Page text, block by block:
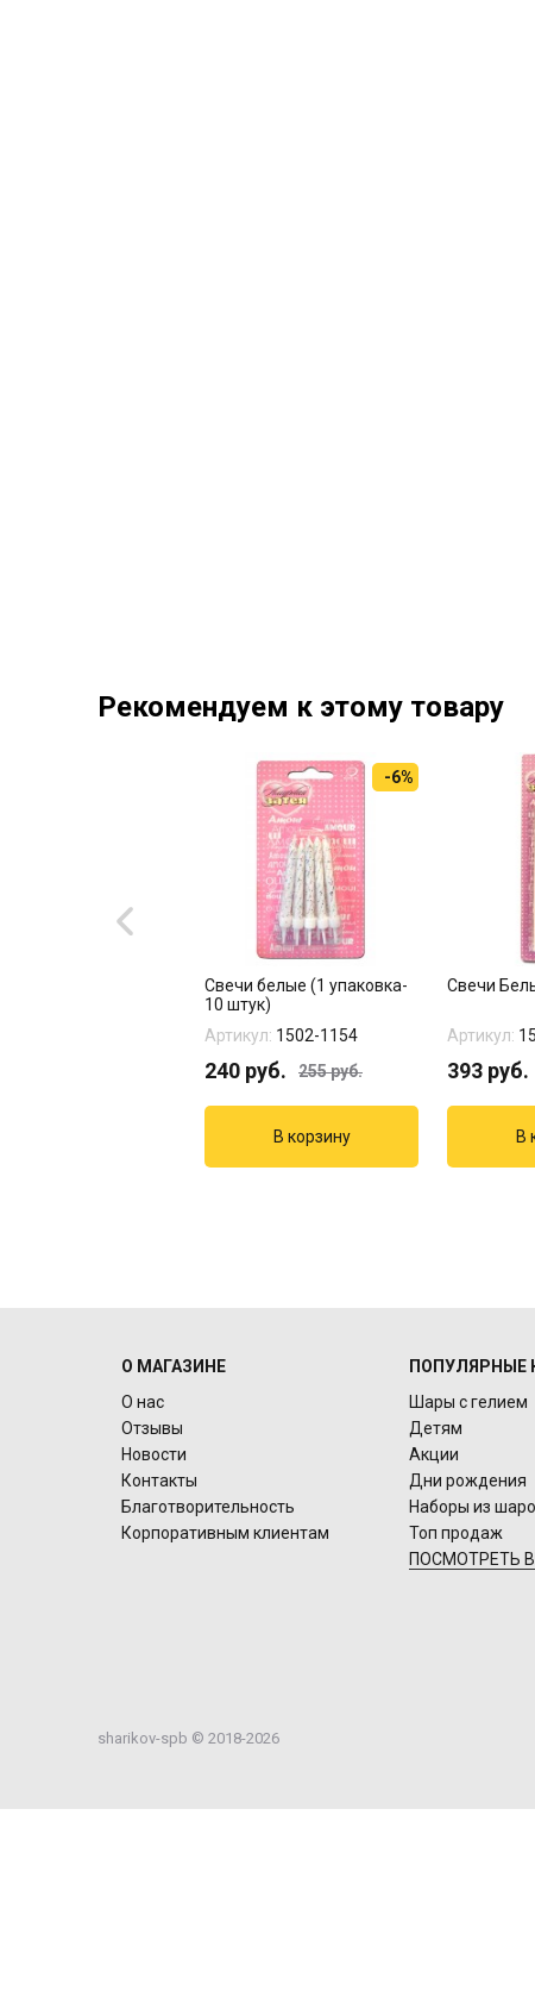
Рекомендуем к этому товару
-6%
Свечи белые (1 упаковка-
10 штук)
Артикул: 1502-1154
240 руб. 255руб.
Свечи
Артикул:
393 руб.
О МАГАЗИНЕ
О нас
Отзывы
Новости
Контакты
Благотворительность
Корпоративным клиентам
ПОПУЛЯРНЫЕ
Шары с гелием
Детям
Акции
Дни рождения
Наборы из
Топ продаж
ПОСМОТРЕТЬ
sharikov-spb © 2018-2026